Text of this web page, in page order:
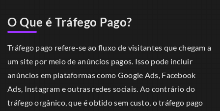
O Que é Tráfego Pago?
Tráfego pago refere-se ao fluxo de visitantes que chegam a
um site por meio de anúncios pagos. Isso pode incluir
anúncios em plataformas como Google Ads, Facebook
Ads, Instagram e outras redes sociais. Ao contrário do
tráfego orgânico, que é obtido sem custo, o tráfego pago